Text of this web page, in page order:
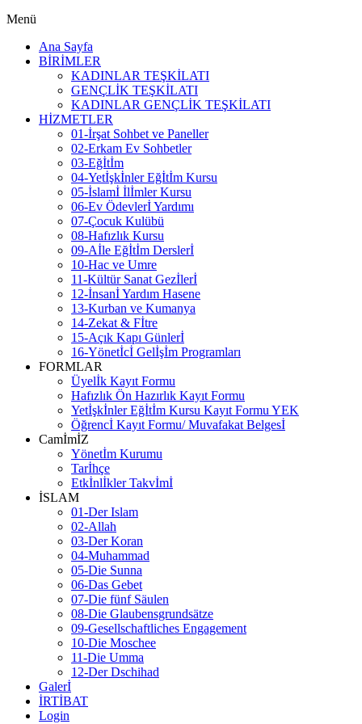
Menü
Ana Sayfa
BİRİMLER
KADINLAR TEŞKİLATI
GENÇLİK TEŞKİLATI
KADINLAR GENÇLİK TEŞKİLATI
HİZMETLER
01-İrşat Sohbet ve Paneller
02-Erkam Ev Sohbetler
03-Eğİtİm
04-Yetİşkİnler Eğİtİm Kursu
05-İslamİ İlİmler Kursu
06-Ev Ödevlerİ Yardımı
07-Çocuk Kulübü
08-Hafızlık Kursu
09-Aİle Eğİtİm Derslerİ
10-Hac ve Umre
11-Kültür Sanat Gezİlerİ
12-İnsanİ Yardım Hasene
13-Kurban ve Kumanya
14-Zekat & Fİtre
15-Açık Kapı Günlerİ
16-Yönetİcİ Gelİşİm Programları
FORMLAR
Üyelİk Kayıt Formu
Hafızlık Ön Hazırlık Kayıt Formu
Yetİşkİnler Eğİtİm Kursu Kayıt Formu YEK
Öğrencİ Kayıt Formu/ Muvafakat Belgesİ
CamİmİZ
Yönetİm Kurumu
Tarİhçe
Etkİnlİkler Takvİmİ
İSLAM
01-Der Islam
02-Allah
03-Der Koran
04-Muhammad
05-Die Sunna
06-Das Gebet
07-Die fünf Säulen
08-Die Glaubensgrundsätze
09-Gesellschaftliches Engagement
10-Die Moschee
11-Die Umma
12-Der Dschihad
Galerİ
İRTİBAT
Login